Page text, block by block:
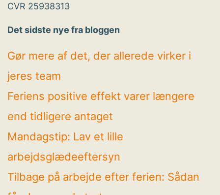
CVR 25938313
Det sidste nye fra bloggen
Gør mere af det, der allerede virker i
jeres team
Feriens positive effekt varer længere
end tidligere antaget
Mandagstip: Lav et lille
arbejdsglædeeftersyn
Tilbage på arbejde efter ferien: Sådan